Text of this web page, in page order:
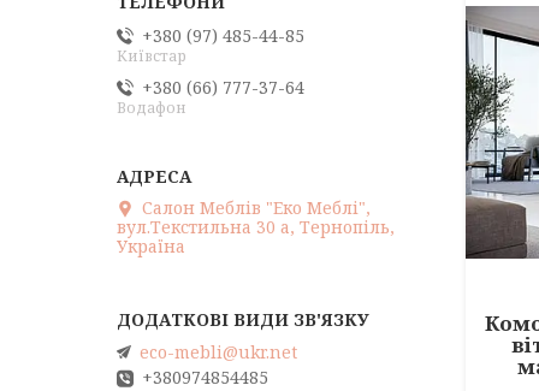
+380 (97) 485-44-85
Київстар
+380 (66) 777-37-64
Водафон
Салон Меблів "Еко Меблі",
вул.Текстильна 30 а, Тернопіль,
Україна
eco-mebli@ukr.net
+380974854485